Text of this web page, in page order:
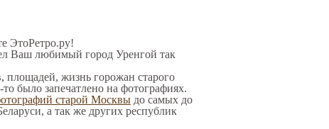
ЭтоРетро.ру!
Ваш любимый город Уренгой так
площадей, жизнь горожан старого
было запечатлено на фотографиях.
старой Москвы до самых до
а так же других республик